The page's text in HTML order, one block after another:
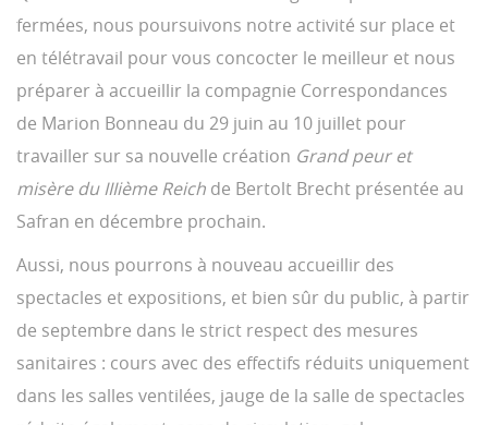
fermées, nous poursuivons notre activité sur place et
en télétravail pour vous concocter le meilleur et nous
préparer à accueillir la compagnie Correspondances
de Marion Bonneau du 29 juin au 10 juillet pour
travailler sur sa nouvelle création Grand peur et
misère du IIIième Reich de Bertolt Brecht présentée au
Safran en décembre prochain.
Aussi, nous pourrons à nouveau accueillir des
spectacles et expositions, et bien sûr du public, à partir
de septembre dans le strict respect des mesures
sanitaires : cours avec des effectifs réduits uniquement
dans les salles ventilées, jauge de la salle de spectacles